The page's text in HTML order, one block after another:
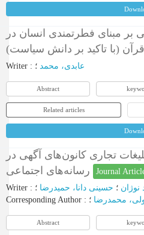
بر مبنای فطرتمندی انسان در
Writer : عابدی، محمد ؛
Abstract
Related articles
تجاری کانون‌های آگهی در
Journal
Writer : ؛ حسینی دانا، حمیدرضا ؛
Corresponding Author : محمدرضا ؛
Abstract